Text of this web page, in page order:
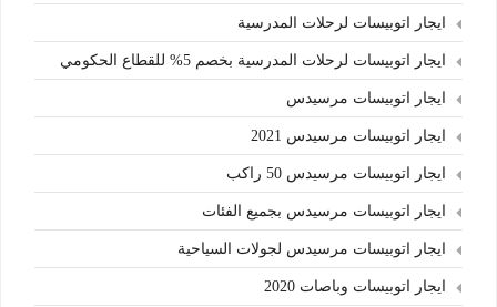
ايجار اتوبيسات لرحلات المدرسية
ايجار اتوبيسات لرحلات المدرسية بخصم 5% للقطاع الحكومي
ايجار اتوبيسات مرسيدس
ايجار اتوبيسات مرسيدس 2021
ايجار اتوبيسات مرسيدس 50 راكب
ايجار اتوبيسات مرسيدس بجميع الفئات
ايجار اتوبيسات مرسيدس لجولات السياحية
ايجار اتوبيسات وباصات 2020